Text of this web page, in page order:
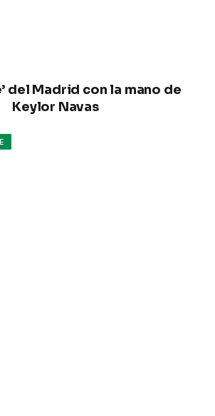
del Madrid con la mano de
Keylor Navas